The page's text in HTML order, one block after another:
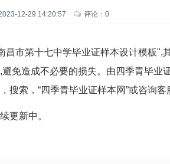
12-29 14:20:57 评论：0
昌市第十七中学毕业证样本设计模板",
免造成不必要的损失。由四季青毕业
搜索，“四季青毕业证样本网”或咨询客
更新中。